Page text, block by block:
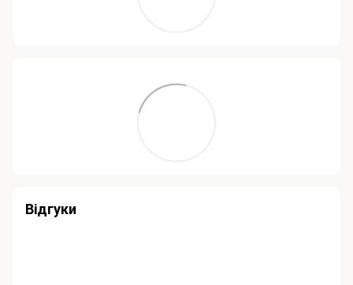
Відгуки